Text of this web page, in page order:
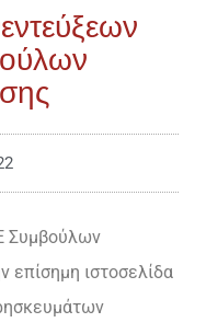
Συμβούλων
επίσημη ιστοσελίδα